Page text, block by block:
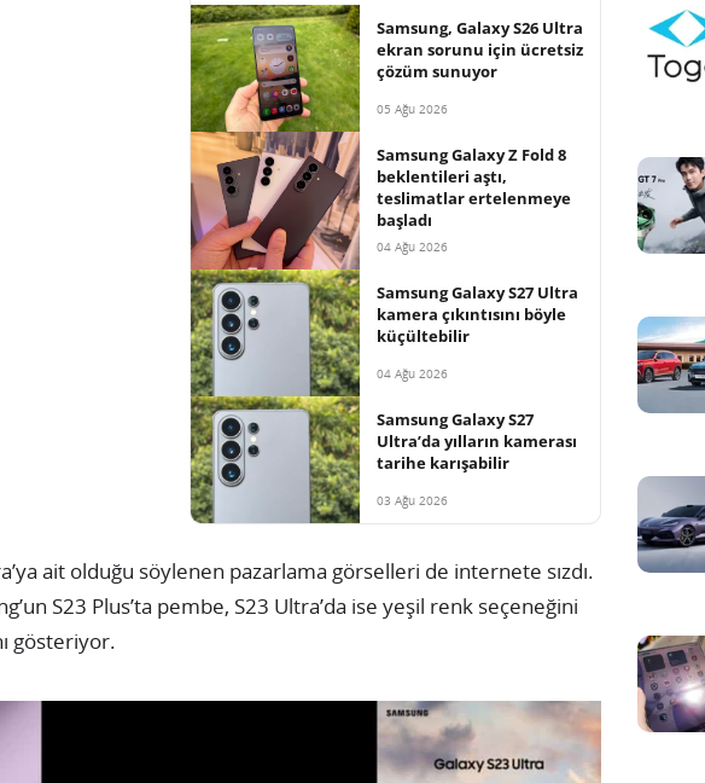
Samsung, Galaxy S26 Ultra
ekran sorunu için ücretsiz
çözüm sunuyor
05 Ağu 2026
Samsung Galaxy Z Fold 8
beklentileri aştı,
teslimatlar ertelenmeye
başladı
04 Ağu 2026
Samsung Galaxy S27 Ultra
kamera çıkıntısını böyle
küçültebilir
04 Ağu 2026
Samsung Galaxy S27
Ultra’da yılların kamerası
tarihe karışabilir
03 Ağu 2026
ait olduğu söylenen pazarlama görselleri de internete sızdı.
S23 Plus’ta pembe, S23 Ultra’da ise yeşil renk seçeneğini
gösteriyor.